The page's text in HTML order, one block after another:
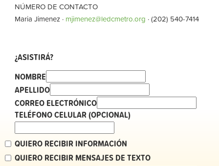
NÚMERO DE CONTACTO
Maria Jimenez · mjimenez@ledcmetro.org · (202) 540-7414
¿ASISTIRÁ?
NOMBRE
APELLIDO
CORREO ELECTRÓNICO
TELÉFONO CELULAR (OPCIONAL)
QUIERO RECIBIR INFORMACIÓN
QUIERO RECIBIR MENSAJES DE TEXTO